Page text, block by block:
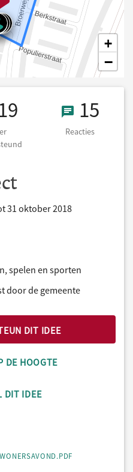
+
−
1 Keer1515
Reacties
31 oktober 2018
spelen en sporten
door de gemeente
DIT IDEE
DE HOOGTE
DIT IDEE